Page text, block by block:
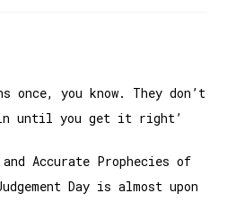
once, you know. They don’t
until you get it right’
Accurate Prophecies of
Day is almost upon